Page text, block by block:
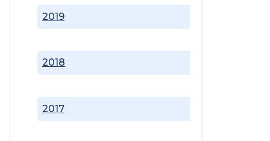
2017
2018
2019